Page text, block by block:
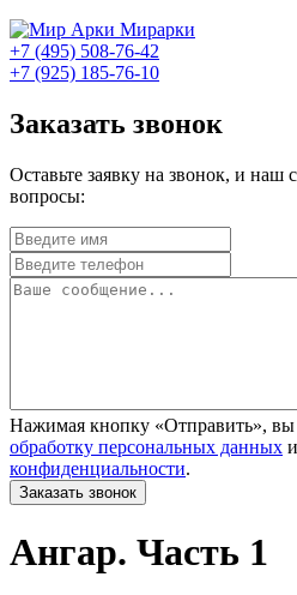
Мирарки
+7 (495) 508-76-42
+7 (925) 185-76-10
Заказать звонок
Оставьте заявку на звонок, и наш
вопросы:
Нажимая кнопку «Отправить», вы
обработку персональных данных
конфиденциальности.
Ангар. Часть 1